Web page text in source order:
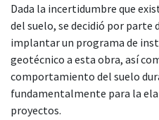
Dada la incertidumbre que
del suelo, se decidió por parte
implantar un programa de
geotécnico a esta obra, así
comportamiento del suelo
fundamentalmente para la
proyectos.